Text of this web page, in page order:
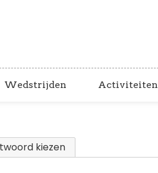
Wedstrijden Activiteiten
kiezen